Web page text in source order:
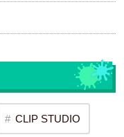
CLIP STUDIO